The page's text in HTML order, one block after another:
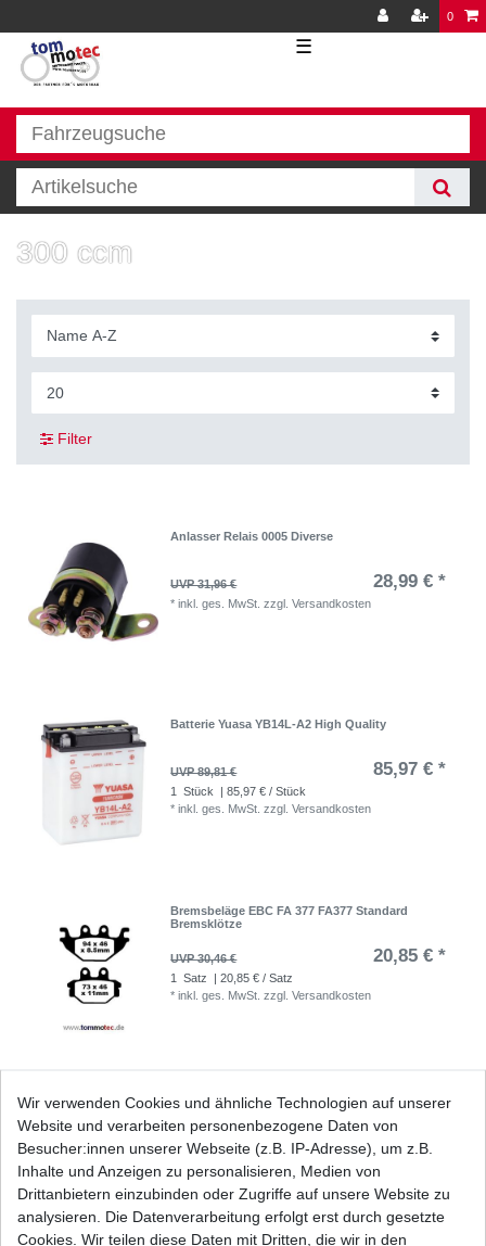
0
☰
300 ccm
Filter
Anlasser Relais 0005 Diverse
UVP 31,96 € 28,99 € *
*inkl. ges. MwSt. zzgl.Versandkosten
Batterie Yuasa YB14L-A2 High Quality
UVP 89,81 € 85,97 € *
1 Stück
| 85,97 € / Stück
*inkl. ges. MwSt. zzgl.Versandkosten
Bremsbeläge EBC FA 377 FA377 Standard
Bremsklötze
UVP 30,46 € 20,85 € *
1 Satz
| 20,85 € / Satz
*inkl. ges. MwSt. zzgl.Versandkosten
Bremsbeläge EBC FA 395 FA395 Bremsklötze
verschiedene Variationen
UVP 29,43 € ab 20,15 € *
inkl. ges. MwSt. Versandkosten
Wir verwenden Cookies und ähnliche Technologien auf unserer
Website und verarbeiten personenbezogene Daten von
Besucher:innen unserer Webseite (z.B. IP-Adresse), um z.B.
Inhalte und Anzeigen zu personalisieren, Medien von
Drittanbietern einzubinden oder Zugriffe auf unsere Website zu
analysieren. Die Datenverarbeitung erfolgt erst durch gesetzte
Cookies. Wir teilen diese Daten mit Dritten, die wir in den